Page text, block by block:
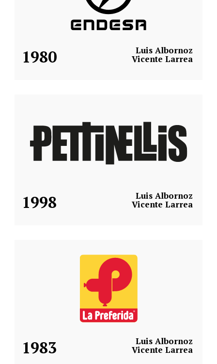
1980 Luis Albornoz
Vicente Larrea
1998 Luis Albornoz
Vicente Larrea
1983 Luis Albornoz
Vicente Larrea